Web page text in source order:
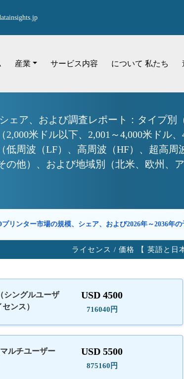
産業 サービス内容 について 私たち
ェア、および調査レポート：タイプ
米ドル以下、2,001～4,000米ドル
低周波（LF）、高周波（HF）、超高
の他）、および地域別（北米、欧州、
リンター市場の規模、シェア、および2026年～2036年の
ライセンス / 価格 【 英語と日
シングルユーザ
ンス）
USD 4500
716040円
ルチユーザー
USD 5500
875160円